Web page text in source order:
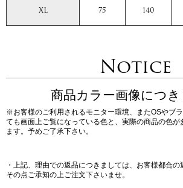
XL 75 140
Notice
商品カラー画像につ
※お客様のご利用されるモニター環境、またOSやブ
ても画面上ご覧になっている色と、実際の商品の色
ます。予めご了承下さい。
・上記、理由での返品につきましては、お客様都合の
その点ご承知の上ご注文下さいませ。